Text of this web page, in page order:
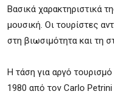
Βασικά χαρακτηριστικά
μουσική. Οι τουρίστες
στη βιωσιμότητα και τη
Η τάση για αργό
1980 από τον Carlo